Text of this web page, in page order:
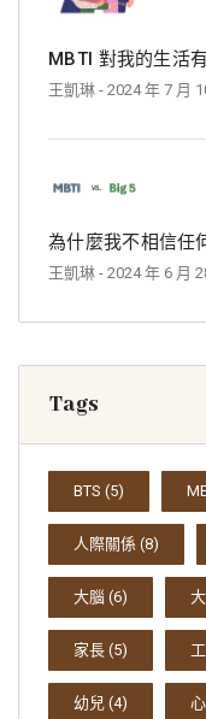
MBTI 對我的生活
王凱琳 - 2024 年 7 月
為什麼我不相信任
王凱琳 - 2024 年 6 月
Tags
BTS (5)
人際關係 (8)
大腦 (6)
家長 (5)
幼兒 (4)